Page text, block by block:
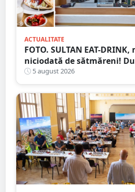
ACTUALITATE
FOTO. SULTAN EAT-
niciodată de sătmăreni!
Micro 17, și-a deschis
City Satu Mare
5 august 2026